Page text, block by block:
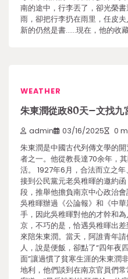
南的途中，行李丟了，卻光榮
雨，卻把行李扔在雨里，任皮
新的仍然是書……現在，他的收
WEATHER
朱東潤從政80天–文找九
admin 03/16/2025 0
朱東潤是中國古代列傳文學的
者之一。他從教長達70余年，
活。 1927年6月，合法而立之
接到公民黨元老吳稚暉的邀約
段，推舉他擔負南京中心政治
吳稚暉辦過《公論報》和《中
手，因此吳稚暉對他的才幹和
京，不巧的是，恰遇吳稚暉出
來陪朱東潤。當天，阿誰青年
人，說是便飯，卻點了“四年夜
面”讓過慣了貧寒生涯的朱東潤
地利，他們談到在南京官員們